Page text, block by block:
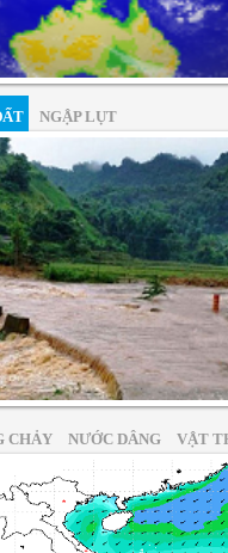
NGẬP LỤT
CHẢY NƯỚC DÂNG VẬT